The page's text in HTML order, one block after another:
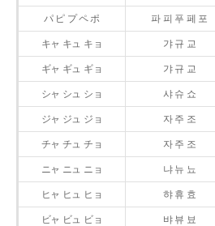
パ ピ プ ペ ポ 파 피 푸 페 포
キャ キュ キョ 갸 규 교
ギャ ギュ ギョ 갸 규 교
シャ シュ ショ 샤 슈 쇼
ジャ ジュ ジョ 자 주 조
チャ チュ チョ 자 주 조
ニャ ニュ ニョ 냐 뉴 뇨
ヒャ ヒュ ヒョ 햐 휴 효
ビャ ビュ ビョ 뱌 뷰 뵤